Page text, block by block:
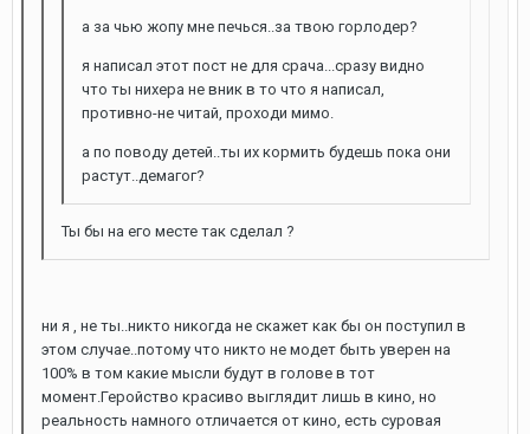
а за чью жопу мне печься..за твою горлодер?
я написал этот пост не для срача...сразу видно
что ты нихера не вник в то что я написал,
противно-не читай, проходи мимо.
а по поводу детей..ты их кормить будешь пока они
растут..демагог?
Ты бы на его месте так сделал ?
ни я , не ты..никто никогда не скажет как бы он поступил в
этом случае..потому что никто не модет быть уверен на
100% в том какие мысли будут в голове в тот
момент.Геройство красиво выглядит лишь в кино, но
реальность намного отличается от кино, есть суровая